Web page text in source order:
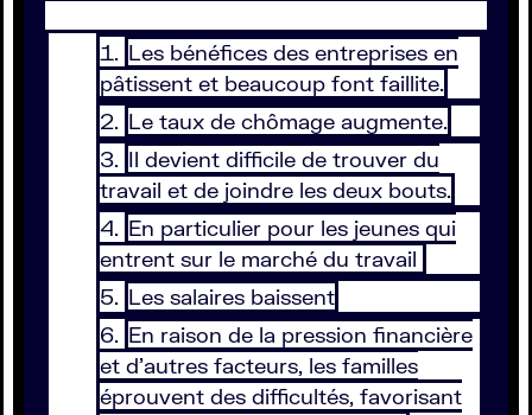
Les bénéfices des entreprises en
pâtissent et beaucoup font faillite.
Le taux de chômage augmente.
Il devient difficile de trouver du
travail et de joindre les deux bouts.
En particulier pour les jeunes qui
entrent sur le marché du travail
Les salaires baissent
En raison de la pression financière
et d’autres facteurs, les familles
éprouvent des difficultés, favorisant